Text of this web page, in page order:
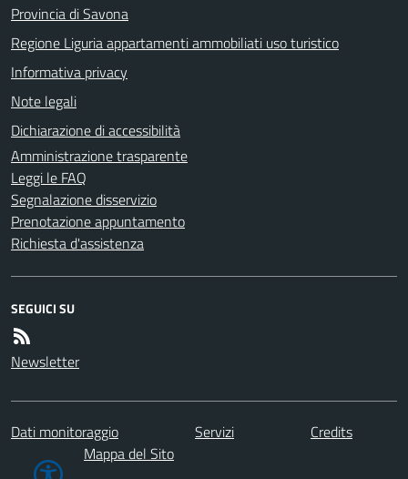
Provincia di Savona
Regione Liguria appartamenti ammobiliati uso turistico
Informativa privacy
Note legali
Dichiarazione di accessibilità
Amministrazione trasparente
Leggi le FAQ
Segnalazione disservizio
Prenotazione appuntamento
Richiesta d'assistenza
SEGUICI SU
Newsletter
Dati monitoraggio Servizi
Credits
Mappa del Sito